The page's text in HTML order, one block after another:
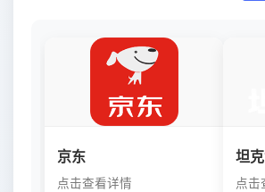
京东
点击查看详情
坦
点击